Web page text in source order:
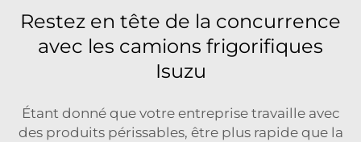
Restez en tête de la concurrence
avec les camions frigorifiques
Isuzu
Étant donné que votre entreprise travaille avec
des produits périssables, être plus rapide que la